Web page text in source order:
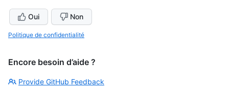
Oui Non
Politique de confidentialité
Encore besoin d’aide ?
Provide GitHub Feedback